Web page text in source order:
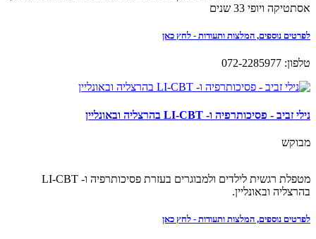
אסתטיקה ויופי 33 שנים
לפרטים נוספים, המלצות ותעודות - לחץ כאן
טלפון: 072-2285977
נילי זביב - פסיכותרפיה ו- LI-CBT בהרצליה ובאונליין
מבוקש
מטפלת רגשית לילדים ולמבוגרים בעזרת פסיכותרפיה ו- LI-CBT
בהרצליה ובאונליין.
לפרטים נוספים, המלצות ותעודות - לחץ כאן